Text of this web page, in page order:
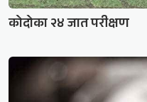
कोदोका २४ जात परीक्षण